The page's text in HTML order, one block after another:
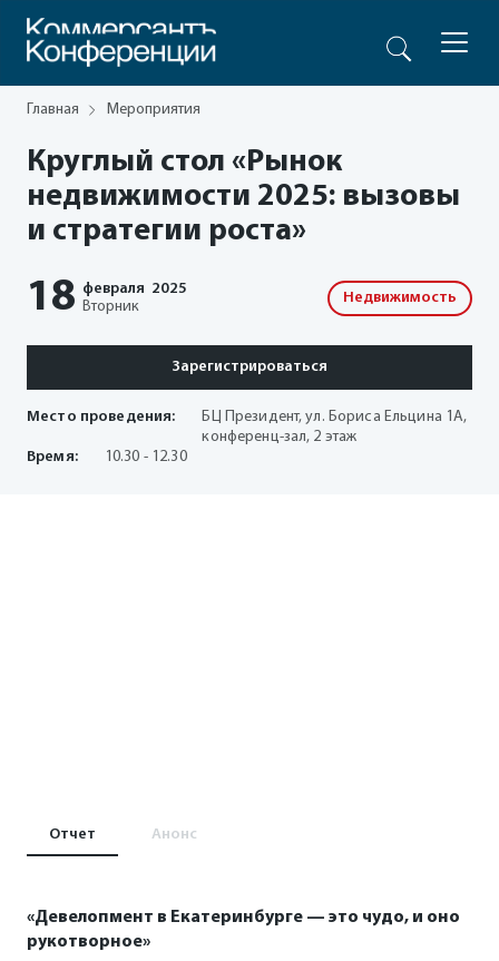
Главная Мероприятия
Круглый стол «Рынок
недвижимости 2025: вызовы
и стратегии роста»
18 февраля 2025
Вторник
Недвижимость
Зарегистрироваться
Место проведения:
БЦ Президент, ул. Бориса Ельцина 1А,
конференц-зал, 2 этаж
Время:
10.30 - 12.30
Отчет Анонс
«Девелопмент в Екатеринбурге — это чудо, и оно
рукотворное»